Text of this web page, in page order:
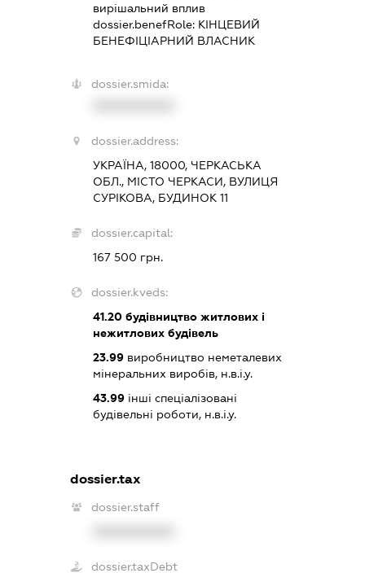
вирішальний вплив
dossier.benefRole: КІНЦЕВИЙ
БЕНЕФІЦІАРНИЙ ВЛАСНИК
dossier.smida:
dossier.address:
УКРАЇНА, 18000, ЧЕРКАСЬКА
ОБЛ., МІСТО ЧЕРКАСИ, ВУЛИЦЯ
СУРІКОВА, БУДИНОК 11
dossier.capital:
167 500 грн.
dossier.kveds:
41.20 будівництво житлових і
нежитлових будівель
23.99 виробництво неметалевих
мінеральних виробів, н.в.і.у.
43.99 інші спеціалізовані
будівельні роботи, н.в.і.у.
dossier.tax
dossier.staff
dossier.taxDebt